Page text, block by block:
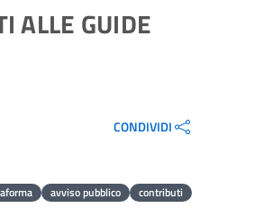
ALLE GUIDE
CONDIVIDI
avviso pubblico contributi